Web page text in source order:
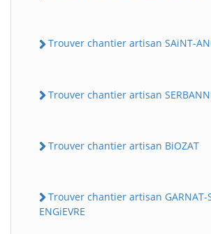
Trouver chantier artisan SAiNT-
Trouver chantier artisan
Trouver chantier artisan BiOZAT
Trouver chantier artisan GARNAT-
ENGiEVRE